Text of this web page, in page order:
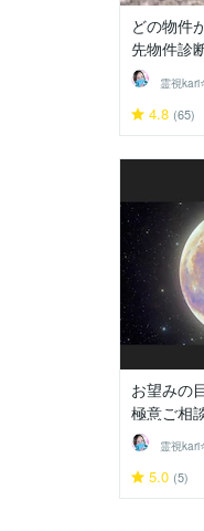
どの物件
先物件診
霊視
4.8 (65)
お望みの
極意ご相
霊視
5.0 (5)